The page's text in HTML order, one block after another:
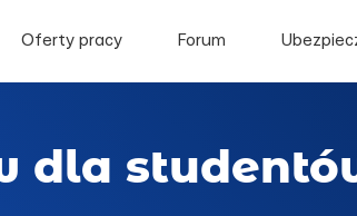
Oferty pracy Forum
dla